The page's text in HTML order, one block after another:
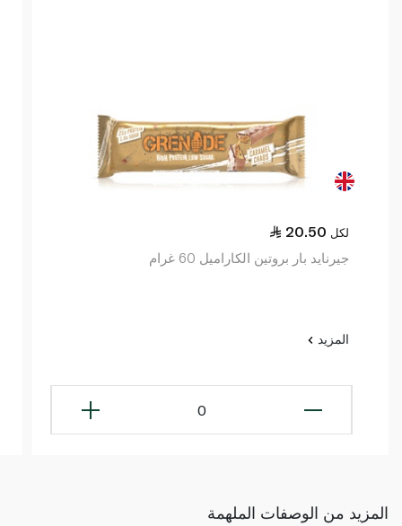
20.50 لكل
جيرنايد بار بروتين الكاراميل 60 غرام
المزيد
0
المزيد من الوصفات الملهمة